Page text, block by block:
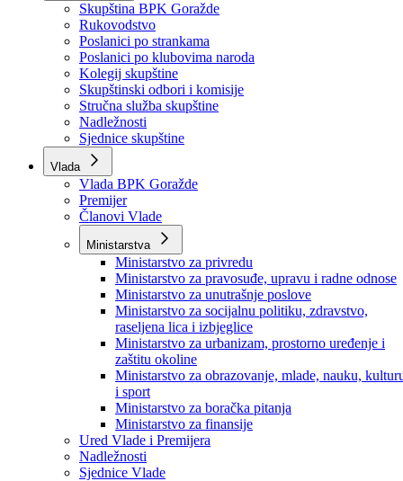
Skupština BPK Goražde
Rukovodstvo
Poslanici po strankama
Poslanici po klubovima naroda
Kolegij skupštine
Skupštinski odbori i komisije
Stručna služba skupštine
Nadležnosti
Sjednice skupštine
Vlada
Vlada BPK Goražde
Premijer
Članovi Vlade
Ministarstva
Ministarstvo za privredu
Ministarstvo za pravosuđe, upravu i radne odnose
Ministarstvo za unutrašnje poslove
Ministarstvo za socijalnu politiku, zdravstvo,
raseljena lica i izbjeglice
Ministarstvo za urbanizam, prostorno uređenje i
zaštitu okoline
Ministarstvo za obrazovanje, mlade, nauku,
i sport
Ministarstvo za boračka pitanja
Ministarstvo za finansije
Ured Vlade i Premijera
Nadležnosti
Sjednice Vlade